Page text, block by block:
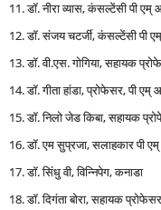
डॉ. नीरा व्यास, कंसल्टेंसी पी एम्
डॉ. संजय चटर्जी, कंसल्टेंसी पी
डॉ. वी.एस. गोगिया, सहायक
डॉ. गीता हांडा, प्रोफेसर, पी
डॉ. निलो जेड किबा, सहायक
डॉ. एम सुप्रजा, सलाहकार पी
डॉ. सिंधु वी, विन्निपेग, कनाडा
डॉ. दिगंता बोरा, सहायक